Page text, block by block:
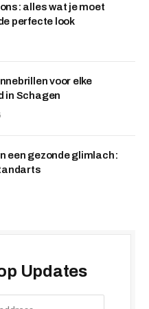
alles wat je moet
perfecte look
voor elke
in Schagen
een gezonde glimlach:
Updates